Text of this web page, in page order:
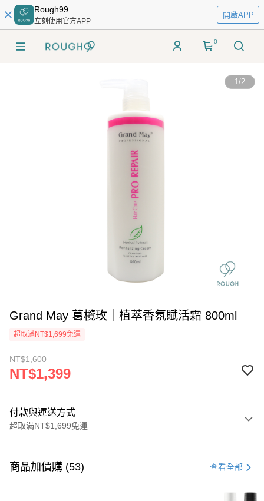
Rough99
立刻使用官方APP
開啟APP
0
1/2
Grand May 葛欖玫｜植萃香氛賦活霜 800ml
超取滿NT$1,699免運
NT$1,600
NT$1,399
付款與運送方式
超取滿NT$1,699免運
信用卡一次付款
商品加價購 (53) 查看全部